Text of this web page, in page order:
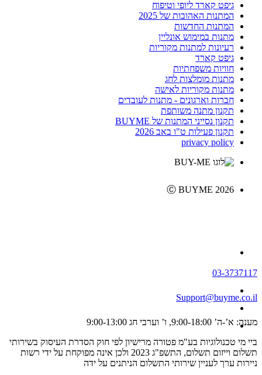
גיפט קארד ליופי וטיפוח
המתנות האהובות של 2025
המתנות החדשות
מתנות במימוש אונליין
רעיונות למתנות מקוריות
גיפט קארד
חוויות משפחתיות
מתנות מומלצות לחג
מתנות מקוריות לאישה
חברות וארגונים - מתנות לעובדים
תקנון מתנה משותפת
תקנון נסייני המתנות של BUYME
תקנון פעילות ט"ו באב 2026
privacy policy
Ⓒ BUYME 2026
03-3737117
Support@buyme.co.il
מענה: א’-ה’ 9:00-18:00, ו’ וערבי חג 9:00-13:00
ביי מי טכנולוגיות בע"מ פטורה מרישיון לפי חוק הסדרת העיסוק בשירותי
תשלום וייזום תשלום, התשפ"ג 2023 ולכן אינה מפוקחת על ידי רשות
ניירות ערך לעניין שירותי התשלום הניתנים על ידה